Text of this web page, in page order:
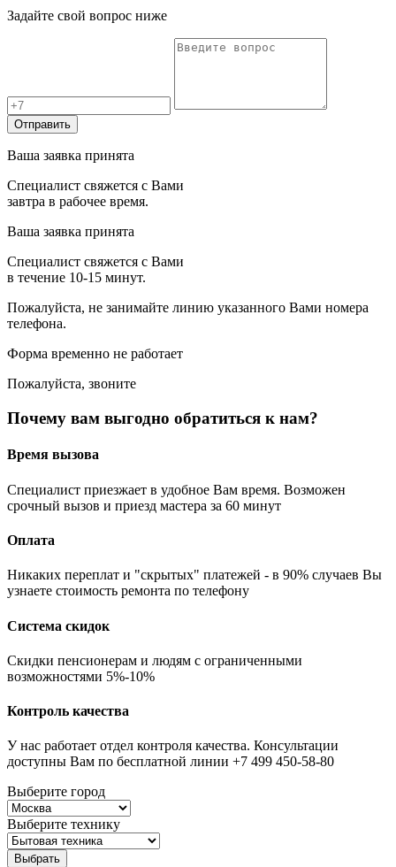
Задайте свой вопрос ниже
Отправить
Ваша заявка принята
Специалист свяжется с Вами
завтра в рабочее время.
Ваша заявка принята
Специалист свяжется с Вами
в течение 10-15 минут.
Пожалуйста, не занимайте линию указанного Вами номера
телефона.
Форма временно не работает
Пожалуйста, звоните
Почему вам выгодно обратиться к нам?
Время вызова
Специалист приезжает в удобное Вам время. Возможен
срочный вызов и приезд мастера за 60 минут
Оплата
Никаких переплат и "скрытых" платежей - в 90% случаев Вы
узнаете стоимость ремонта по телефону
Система скидок
Скидки пенсионерам и людям с ограниченными
возможностями 5%-10%
Контроль качества
У нас работает отдел контроля качества. Консультации
доступны Вам по бесплатной линии +7 499 450-58-80
Выберите город
Выберите технику
Выбрать